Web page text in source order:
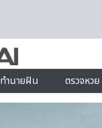
ทำนายฝัน ตรวจหวย